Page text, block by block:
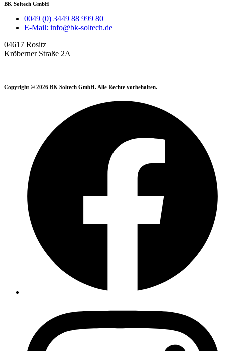
BK Soltech GmbH
0049 (0) 3449 88 999 80
E-Mail: info@bk-soltech.de
04617 Rositz
Kröberner Straße 2A
Copyright © 2026 BK Soltech GmbH. Alle Rechte vorbehalten.